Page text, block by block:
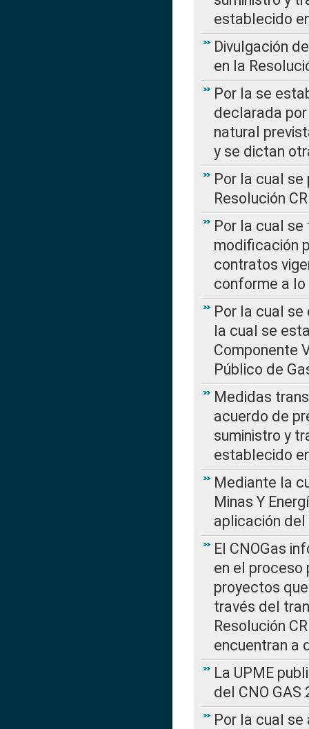
establecido
Divulgación
en la
Por la se
declarada
natural
y se dictan
Por la cual
Resolución
Por la cual
modificación
contratos
conforme a lo
Por la cual se
la cual se
Componente
Público de
Medidas
acuerdo de
suministro y
establecido
Mediante la
Minas Y
aplicación
El CNOGas
en el proceso
proyectos
través del
Resolución
encuentran a
La UPME
del CNO
Por la cual